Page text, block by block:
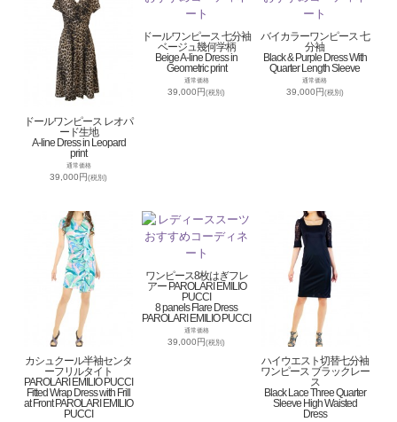
ドールワンピース レオパ
ード生地
A-line Dress in Leopard
print
通常価格
39,000円(税別)
ドールワンピース 七分袖
ベージュ幾何学柄
Beige A-line Dress in
Geometric print
通常価格
39,000円(税別)
バイカラーワンピース 七
分袖
Black & Purple Dress With
Quarter Length Sleeve
通常価格
39,000円(税別)
カシュクール半袖センタ
ーフリルタイト
PAROLARI EMILIO PUCCI
Fitted Wrap Dress with Frill
at Front PAROLARI EMILIO
PUCCI
ワンピース8枚はぎフレ
アー PAROLARI EMILIO
PUCCI
8 panels Flare Dress
PAROLARI EMILIO PUCCI
通常価格
39,000円(税別)
ハイウエスト切替七分袖
ワンピース ブラックレー
ス
Black Lace Three Quarter
Sleeve High Waisted
Dress